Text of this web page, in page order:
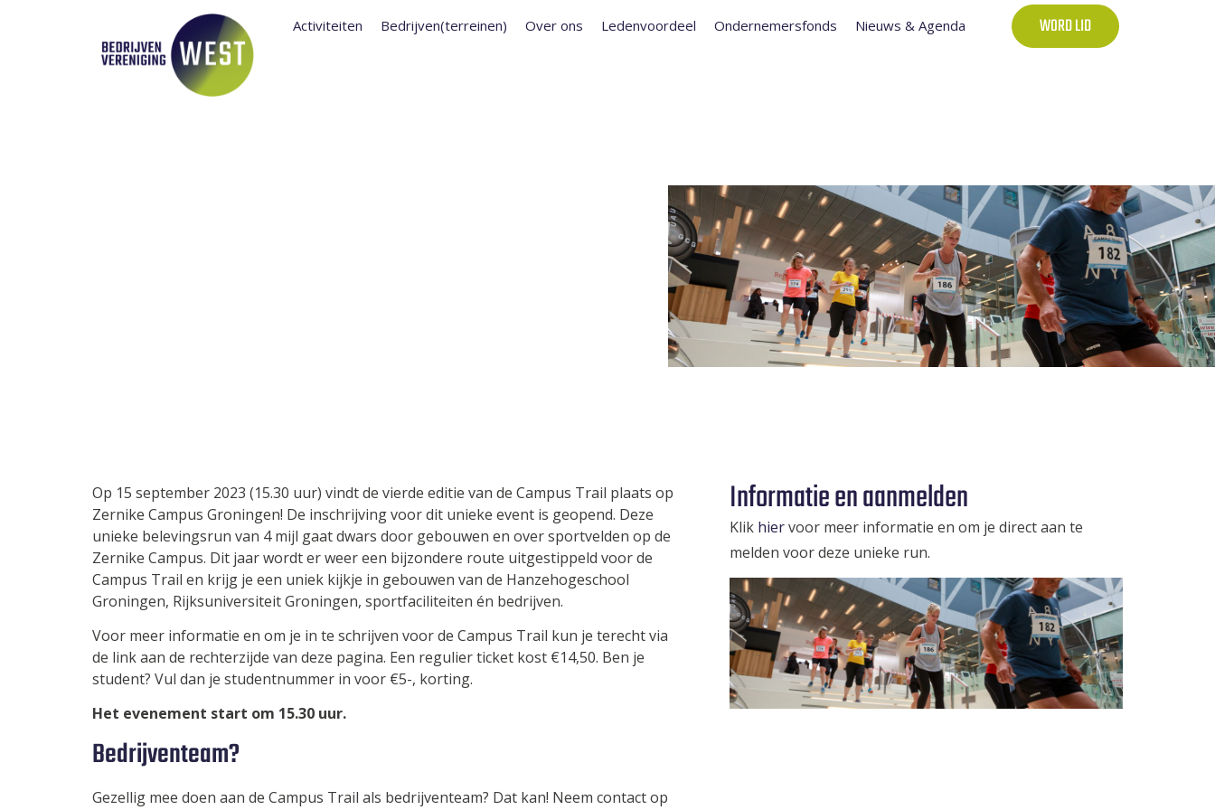
Activiteiten Bedrijven(terreinen) Over ons Ledenvoordeel Ondernemersfonds Nieuws & Agenda WORD LID
Op 15 september 2023 (15.30 uur) vindt de vierde editie van de Campus Trail plaats op
Zernike Campus Groningen! De inschrijving voor dit unieke event is geopend. Deze
unieke belevingsrun van 4 mijl gaat dwars door gebouwen en over sportvelden op de
Zernike Campus. Dit jaar wordt er weer een bijzondere route uitgestippeld voor de
Campus Trail en krijg je een uniek kijkje in gebouwen van de Hanzehogeschool
Groningen, Rijksuniversiteit Groningen, sportfaciliteiten én bedrijven.
Voor meer informatie en om je in te schrijven voor de Campus Trail kun je terecht via
de link aan de rechterzijde van deze pagina. Een regulier ticket kost €14,50. Ben je
student? Vul dan je studentnummer in voor €5-, korting.
Het evenement start om 15.30 uur.
Bedrijventeam?
Gezellig mee doen aan de Campus Trail als bedrijventeam? Dat kan! Neem contact op
Informatie en aanmelden
Klik hiervoor meer informatie en om je direct aan te
melden voor deze unieke run.